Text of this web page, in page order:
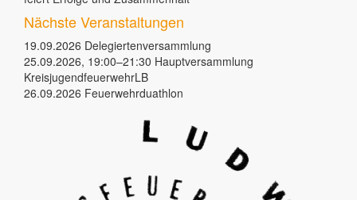
Nächste Veranstaltungen
19.09.2026 Delegiertenversammlung
25.09.2026, 19:00–21:30 Hauptversammlung
KreisjugendfeuerwehrLB
26.09.2026 Feuerwehrduathlon